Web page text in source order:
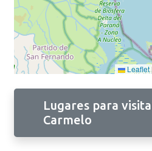
Leaflet|
Lugares para
Carmelo